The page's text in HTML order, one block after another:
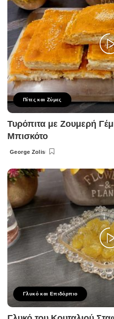
Πίτες και Ζύμες
Τυρόπιτα με Ζουμερή
Μπισκότο
Posted
George Zolis
Γλυκό και Επιδόρπιο